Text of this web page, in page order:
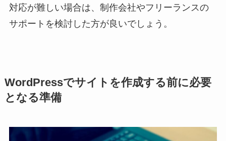
対応が難しい場合は、制作会社やフリーランスの
サポートを検討した方が良いでしょう。
WordPressでサイトを作成する前に必要
となる準備